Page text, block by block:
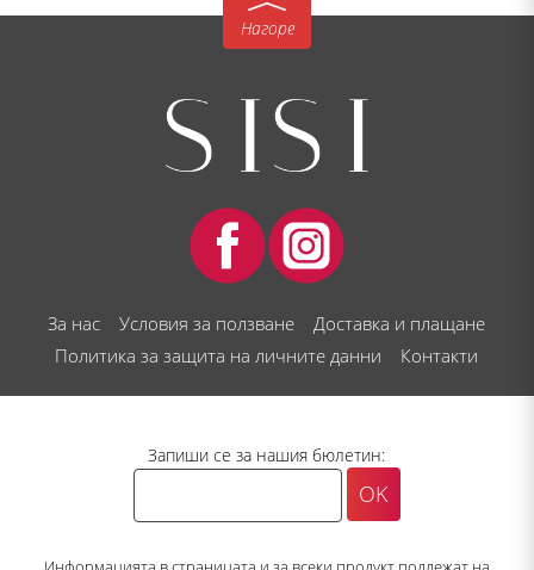
Нагоре
За нас Условия за ползване
Доставка и плащане
Политика за защита на личните данни
Контакти
Запиши се за нашия бюлетин: